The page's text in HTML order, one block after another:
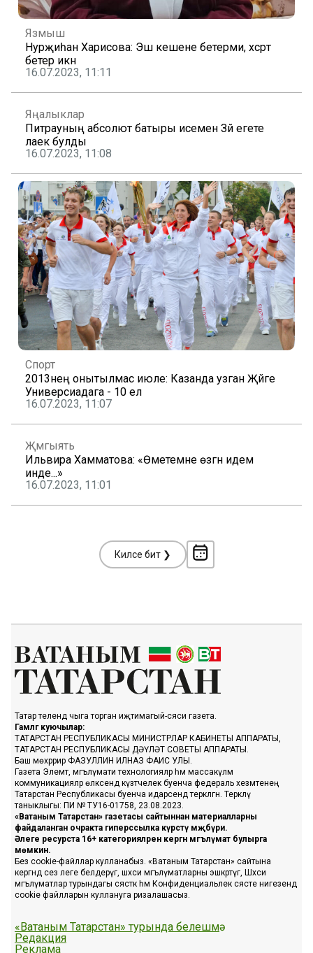
Язмыш
Нурҗиһан Харисова: Эш кешене бетерми, хәсрәт
бетерә икән
16.07.2023, 11:11
Яңалыклар
Питрауның абсолют батыры исеменә Зәй егете
лаек булды
16.07.2023, 11:08
Спорт
2013нең онытылмас июле: Казанда узган Җәйге
Универсиадага - 10 ел
16.07.2023, 11:07
Җәмгыять
Ильвира Хамматова: «Өметемне өзгән идем
инде...»
16.07.2023, 11:01
Киләсе бит ❯
Татар телендә чыга торган иҗтимагый-сәяси газета.
Гамәлгә куючылар:
ТАТАРСТАН РЕСПУБЛИКАСЫ МИНИСТРЛАР КАБИНЕТЫ АППАРАТЫ,
ТАТАРСТАН РЕСПУБЛИКАСЫ ДӘҮЛӘТ СОВЕТЫ АППАРАТЫ.
Баш мөхәррир ФАЗУЛЛИН ИЛНАЗ ФАИС УЛЫ.
Газета Элемтә, мәгълүмати технологияләр һәм массакүләм
коммуникацияләр өлкәсендә күзәтчелек буенча федераль хезмәтенең
Татарстан Республикасы буенча идарәсендә теркәлгән. Теркәлү
таныклыгы: ПИ № ТУ16-01758, 23.08.2023.
«Ватаным Татарстан» газетасы сайтыннан материалларны
файдаланган очракта гиперссылка күрсәтү мәҗбүри.
Әлеге ресурста 16+ категорияләренә кергән мәгълүмат булырга
мөмкин.
Без cookie-файллар кулланабыз. «Ватаным Татарстан» сайтына
кергәндә сез әлеге белдерүгә, шәхси мәгълүматларны эшкәртүгә, Шәхси
мәгълүматлар турындагы сәясәткә һәм Конфиденциальлек сәясәте нигезендә
cookie файлларын куллануга ризалашасыз.
«Ватаным Татарстан» турында белешмә
Редакция
Реклама